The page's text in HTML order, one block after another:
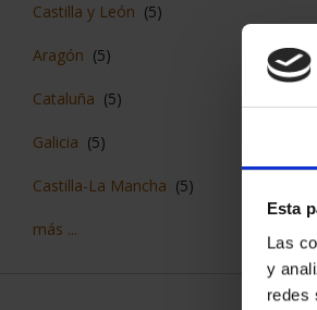
Esta
Las
y
redes
Castilla y León (5)
Aragón (5)
Cataluña (5)
Galicia (5)
Castilla-La Mancha (5)
más ...